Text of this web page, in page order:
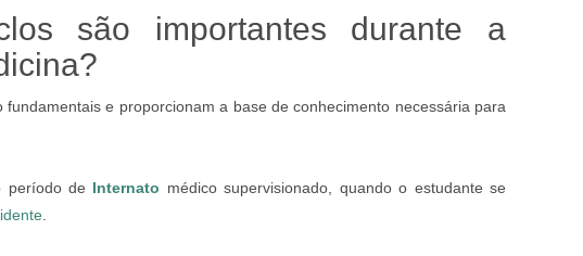
são importantes durante a
e proporcionam a base de conhecimento necessária para
período de Internato médico supervisionado, quando o estudante se